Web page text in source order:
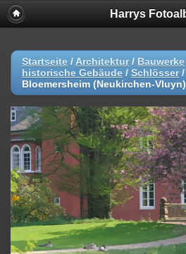
Harrys
Startseite / Architektur/ Bauwerke
historische Gebäude / Schlösser/
Bloemersheim (Neukirchen-Vluyn)